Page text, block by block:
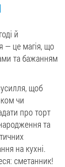
й
— це магія, що
та бажанням
щоб
чи
про торт
та
на кухні.
сметанник!